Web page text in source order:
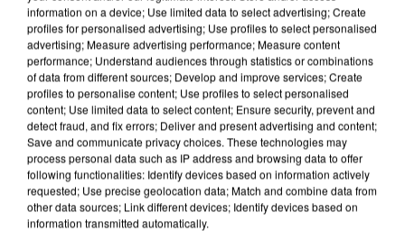
LES INTERVIEWS CHANTE
FRANCE
Voir plus
information on a device; Use limited data to select advertising; Create
profiles for personalised advertising; Use profiles to select personalised
advertising; Measure advertising performance; Measure content
performance; Understand audiences through statistics or combinations
of data from different sources; Develop and improve services; Create
profiles to personalise content; Use profiles to select personalised
content; Use limited data to select content; Ensure security, prevent and
detect fraud, and fix errors; Deliver and present advertising and content;
Save and communicate privacy choices. These technologies may
process personal data such as IP address and browsing data to offer
following functionalities: Identify devices based on information actively
requested; Use precise geolocation data; Match and combine data from
other data sources; Link different devices; Identify devices based on
information transmitted automatically.